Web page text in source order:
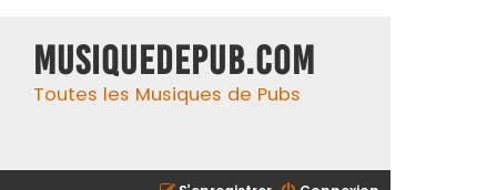
MusiqueDePub.com
Toutes les Musiques de Pubs